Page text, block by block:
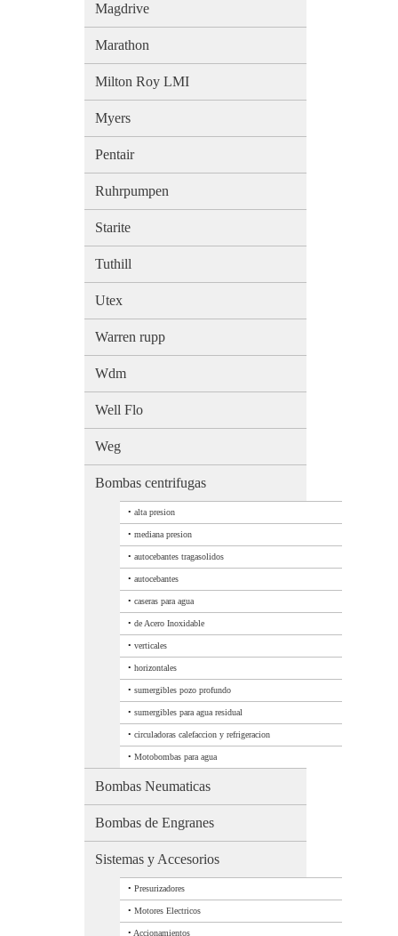
Magdrive
Marathon
Milton Roy LMI
Myers
Pentair
Ruhrpumpen
Starite
Tuthill
Utex
Warren rupp
Wdm
Well Flo
Weg
Bombas centrifugas
• alta presion
• mediana presion
• autocebantes tragasolidos
• autocebantes
• caseras para agua
• de Acero Inoxidable
• verticales
• horizontales
• sumergibles pozo profundo
• sumergibles para agua residual
• circuladoras calefaccion y refrigeracion
• Motobombas para agua
Bombas Neumaticas
Bombas de Engranes
Sistemas y Accesorios
• Presurizadores
• Motores Electricos
• Accionamientos